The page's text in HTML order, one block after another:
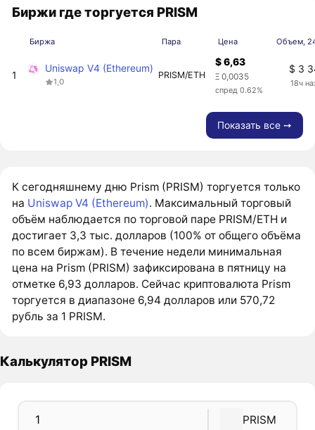
Биржи где торгуется PRISM
Биржа Пара Цена Объем,
1
Uniswap V4 (Ethereum)
1,0
PRISM/ETH
$ 6,63
Ξ 0,0035
спред 0.62%
$ 3
18ч
Показать все ➙
К сегодняшнему дню Prism (PRISM) торгуется только
на Uniswap V4 (Ethereum). Максимальный торговый
объём наблюдается по торговой паре PRISM/ETH и
достигает 3,3 тыс. долларов (100% от общего объёма
по всем биржам). В течение недели минимальная
цена на Prism (PRISM) зафиксирована в пятницу на
отметке 6,93 долларов. Сейчас криптовалюта Prism
торгуется в диапазоне 6,94 долларов или 570,72
рубль за 1 PRISM.
Калькулятор PRISM
PRISM